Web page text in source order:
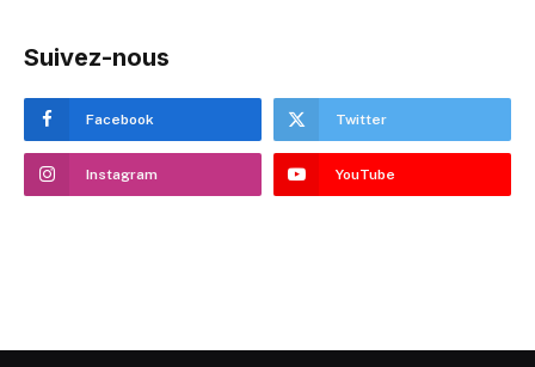
Suivez-nous
Facebook Twitter
Instagram YouTube